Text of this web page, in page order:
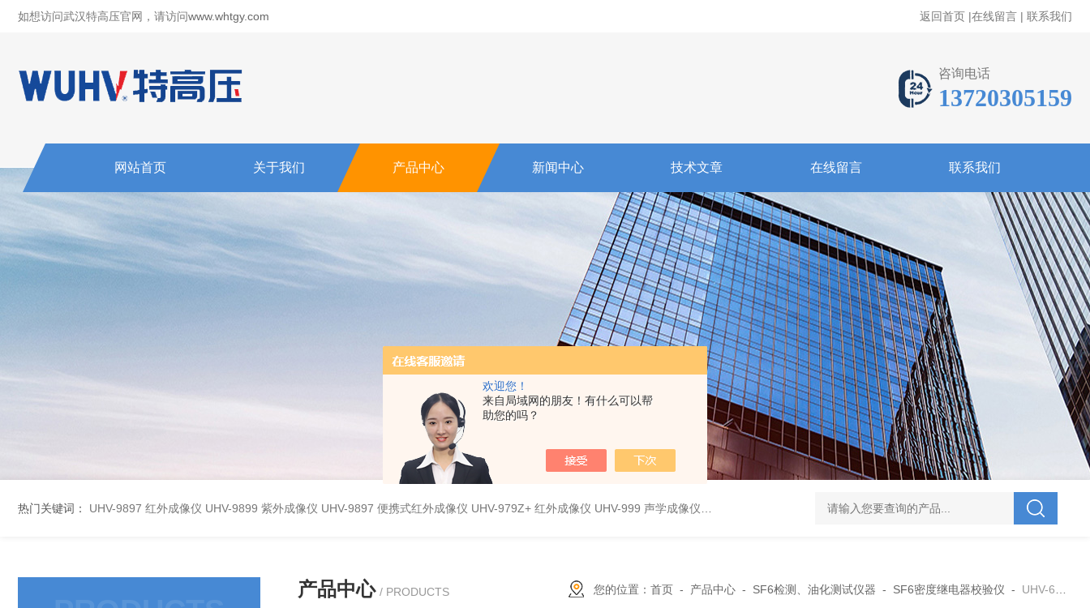
欢迎您！
来自局域网的朋友！有什么可以帮
助您的吗？
如想访问武汉特高压官网，请访问www.whtgy.com 返回首页 |在线留言 | 联系我们
咨询电话
13720305159
网站首页 关于我们 产品中心 新闻中心 技术文章 在线留言 联系我们
热门关键词： UHV-9897 红外成像仪 UHV-9899 紫外成像仪 UHV-9897 便携式红外成像仪 UHV-979Z+ 红外成像仪 UHV-999 声学成像仪 UHV-995 电力综合试验车 UHV-701 级差配合测试仪 UHV-646 全自动水溶
产品中心 / PRODUCTS 您的位置： 首页- 产品中心- SF6检测、油化测试仪器 - SF6密度继电器校验仪 - UHV-615 全自动SF6密度继电器校验仪